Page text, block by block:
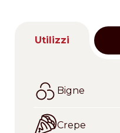
Utilizzi
Bigne
Crepe